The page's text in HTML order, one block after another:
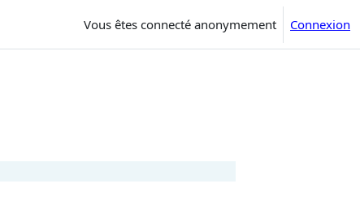
Vous êtes connecté anonymement Connexion